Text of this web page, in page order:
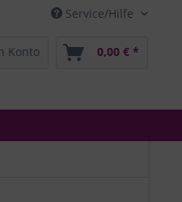
Service/Hilfe
Konto 0,00 € *